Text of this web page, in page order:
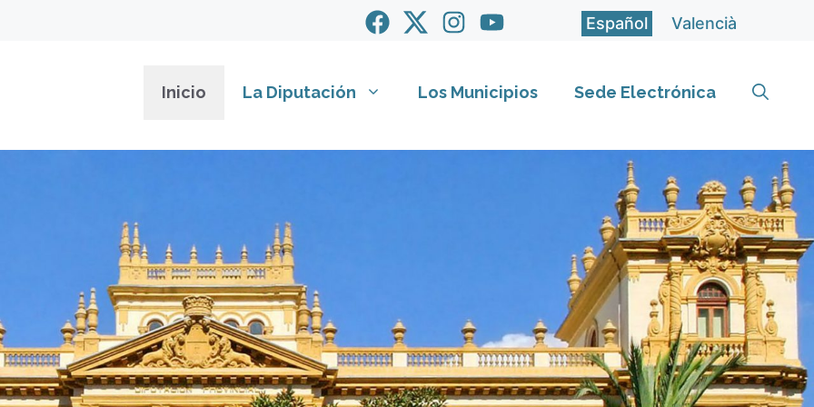
Español Valencià
Inicio La Diputación Los Municipios Sede Electrónica